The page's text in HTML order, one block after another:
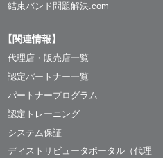
結束バンド問題解決.com
【関連情報】
代理店・販売店一覧
認定パートナー一覧
パートナープログラム
認定トレーニング
システム保証
ディストリビュータポータル（代理